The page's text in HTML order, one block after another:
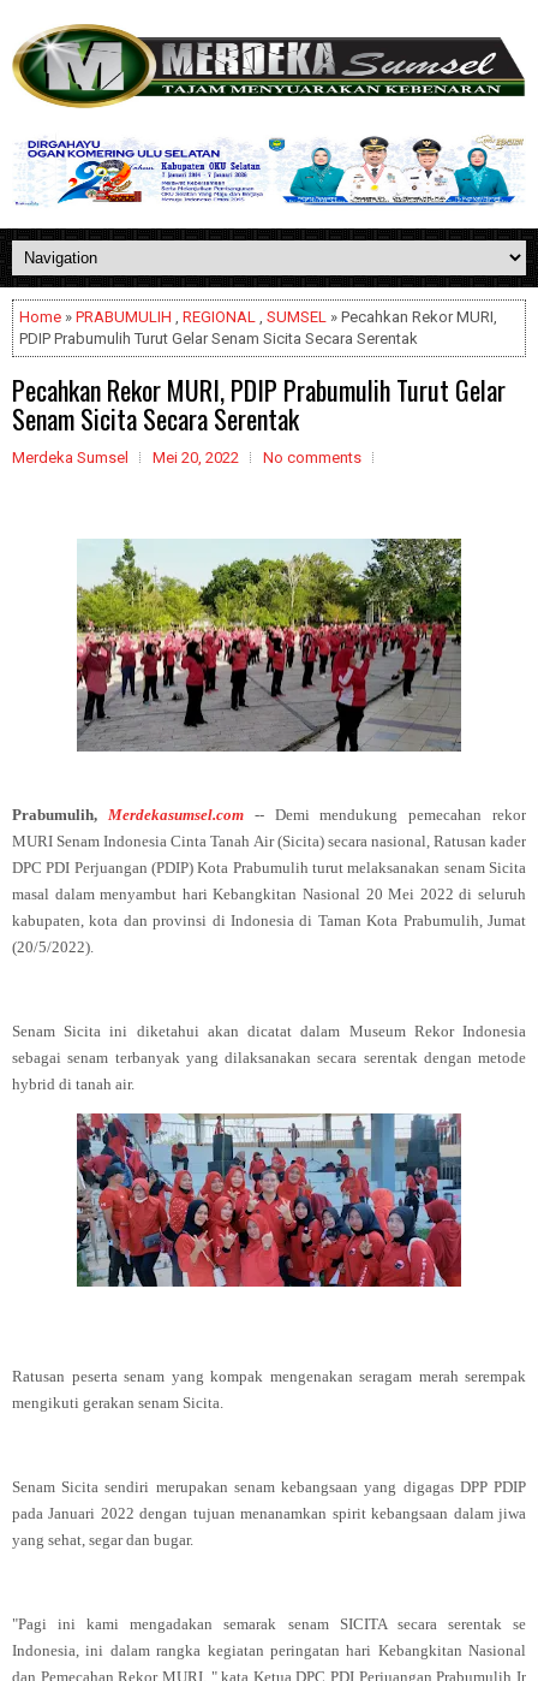
Home » PRABUMULIH , REGIONAL , SUMSEL » Pecahkan Rekor MURI,
PDIP Prabumulih Turut Gelar Senam Sicita Secara Serentak
Pecahkan Rekor MURI, PDIP Prabumulih Turut Gelar
Senam Sicita Secara Serentak
Merdeka Sumsel Mei 20, 2022 No comments
Prabumulih, Merdekasumsel.com-- Demi mendukung pemecahan rekor
MURI Senam Indonesia Cinta Tanah Air (Sicita) secara nasional, Ratusan kader
DPC PDI Perjuangan (PDIP) Kota Prabumulih turut melaksanakan senam Sicita
masal dalam menyambut hari Kebangkitan Nasional 20 Mei 2022 di seluruh
kabupaten, kota dan provinsi di Indonesia di Taman Kota Prabumulih, Jumat
(20/5/2022).
Senam Sicita ini diketahui akan dicatat dalam Museum Rekor Indonesia
sebagai senam terbanyak yang dilaksanakan secara serentak dengan metode
hybrid di tanah air.
Ratusan peserta senam yang kompak mengenakan seragam merah serempak
mengikuti gerakan senam Sicita.
Senam Sicita sendiri merupakan senam kebangsaan yang digagas DPP PDIP
pada Januari 2022 dengan tujuan menanamkan spirit kebangsaan dalam jiwa
yang sehat, segar dan bugar.
"Pagi ini kami mengadakan semarak senam SICITA secara serentak se
Indonesia, ini dalam rangka kegiatan peringatan hari Kebangkitan Nasional
dan Pemecahan Rekor MURI, " kata Ketua DPC PDI Perjuangan Prabumulih Ir